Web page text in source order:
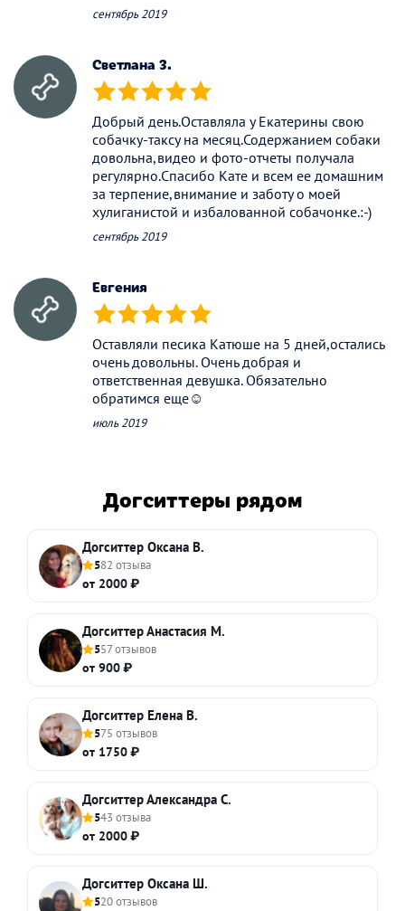
сентябрь 2019
Светлана З.
(*) (*) (*) (*) (*)
Добрый день.Оставляла у Екатерины свою
собачку-таксу на месяц.Содержанием собаки
довольна,видео и фото-отчеты получала
регулярно.Спасибо Кате и всем ее домашним
за терпение,внимание и заботу о моей
хулиганистой и избалованной собачонке.:-)
сентябрь 2019
Евгения
(*) (*) (*) (*) (*)
Оставляли песика Катюше на 5 дней,остались
очень довольны. Очень добрая и
ответственная девушка. Обязательно
обратимся еще☺️
июль 2019
Догситтеры рядом
Догситтер Оксана В.
582 отзыва
от 2000 ₽
Догситтер Анастасия М.
557 отзывов
от 900 ₽
Догситтер Елена В.
575 отзывов
от 1750 ₽
Догситтер Александра С.
543 отзыва
от 2000 ₽
Догситтер Оксана Ш.
520 отзывов